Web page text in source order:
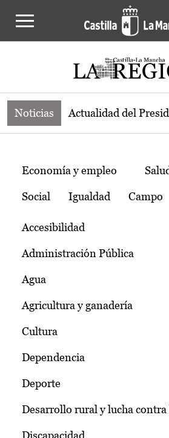
Noticias de la región
Noticias Actualidad del
Temas
Economía y empleo
Social Igualdad Campo
Accesibilidad
Administración Pública
Agua
Agricultura y ganadería
Cultura
Dependencia
Deporte
Desarrollo rural y lucha
Discapacidad